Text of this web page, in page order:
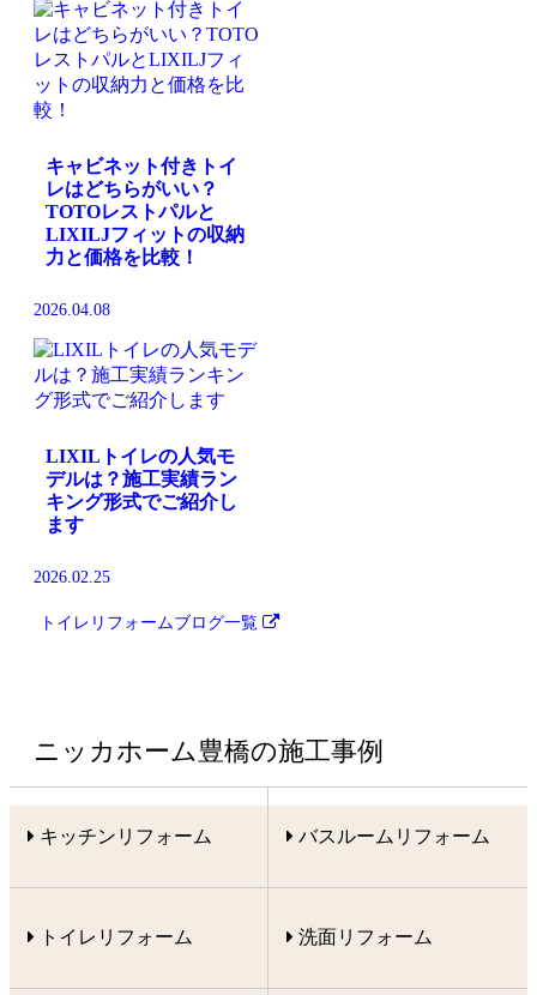
キャビネット付きトイ
レはどちらがいい？
TOTOレストパルと
LIXILJフィットの収納
力と価格を比較！
2026.04.08
LIXILトイレの人気モ
デルは？施工実績ラン
キング形式でご紹介し
ます
2026.02.25
トイレリフォームブログ一覧
ニッカホーム豊橋の施工事例
キッチンリフォーム バスルームリフォーム
トイレリフォーム 洗面リフォーム